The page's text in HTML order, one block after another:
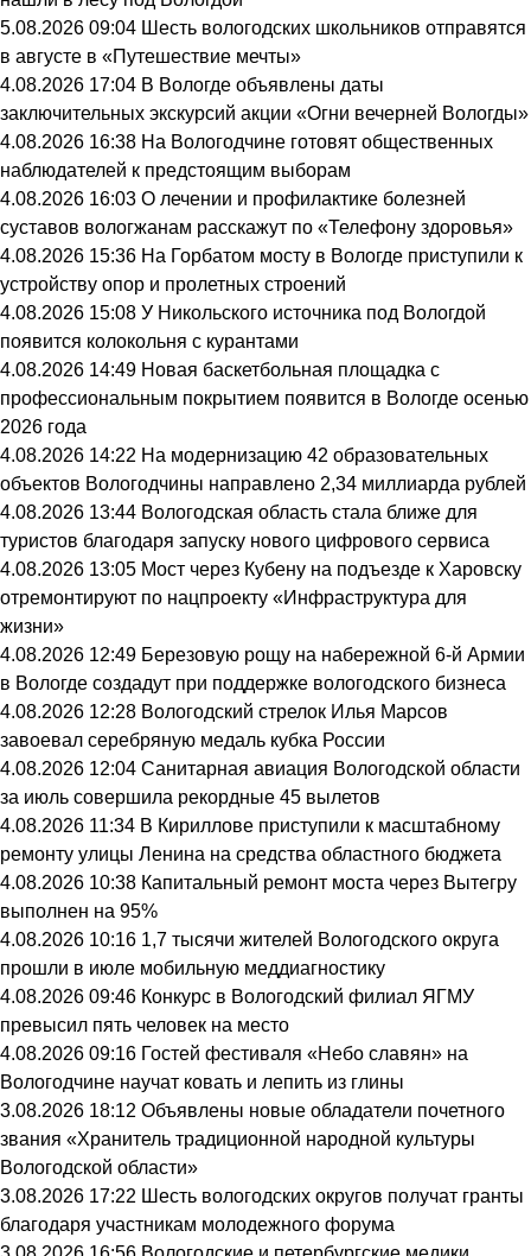
5.08.2026 09:04 Шесть вологодских школьников отправятся
в августе в «Путешествие мечты»
4.08.2026 17:04 В Вологде объявлены даты
заключительных экскурсий акции «Огни вечерней Вологды»
4.08.2026 16:38 На Вологодчине готовят общественных
наблюдателей к предстоящим выборам
4.08.2026 16:03 О лечении и профилактике болезней
суставов вологжанам расскажут по «Телефону здоровья»
4.08.2026 15:36 На Горбатом мосту в Вологде приступили к
устройству опор и пролетных строений
4.08.2026 15:08 У Никольского источника под Вологдой
появится колокольня с курантами
4.08.2026 14:49 Новая баскетбольная площадка с
профессиональным покрытием появится в Вологде осенью
2026 года
4.08.2026 14:22 На модернизацию 42 образовательных
объектов Вологодчины направлено 2,34 миллиарда рублей
4.08.2026 13:44 Вологодская область стала ближе для
туристов благодаря запуску нового цифрового сервиса
4.08.2026 13:05 Мост через Кубену на подъезде к Харовску
отремонтируют по нацпроекту «Инфраструктура для
жизни»
4.08.2026 12:49 Березовую рощу на набережной 6-й Армии
в Вологде создадут при поддержке вологодского бизнеса
4.08.2026 12:28 Вологодский стрелок Илья Марсов
завоевал серебряную медаль кубка России
4.08.2026 12:04 Санитарная авиация Вологодской области
за июль совершила рекордные 45 вылетов
4.08.2026 11:34 В Кириллове приступили к масштабному
ремонту улицы Ленина на средства областного бюджета
4.08.2026 10:38 Капитальный ремонт моста через Вытегру
выполнен на 95%
4.08.2026 10:16 1,7 тысячи жителей Вологодского округа
прошли в июле мобильную меддиагностику
4.08.2026 09:46 Конкурс в Вологодский филиал ЯГМУ
превысил пять человек на место
4.08.2026 09:16 Гостей фестиваля «Небо славян» на
Вологодчине научат ковать и лепить из глины
3.08.2026 18:12 Объявлены новые обладатели почетного
звания «Хранитель традиционной народной культуры
Вологодской области»
3.08.2026 17:22 Шесть вологодских округов получат гранты
благодаря участникам молодежного форума